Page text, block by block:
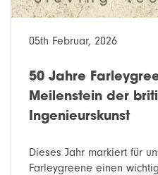
05th Februar, 2026
50 Jahre
Meilenstein der
Ingenieurskunst
Dieses Jahr markiert für
Farleygreene einen